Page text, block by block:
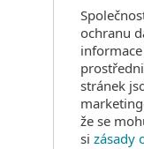
ochranu
stránek
že se
si zásady